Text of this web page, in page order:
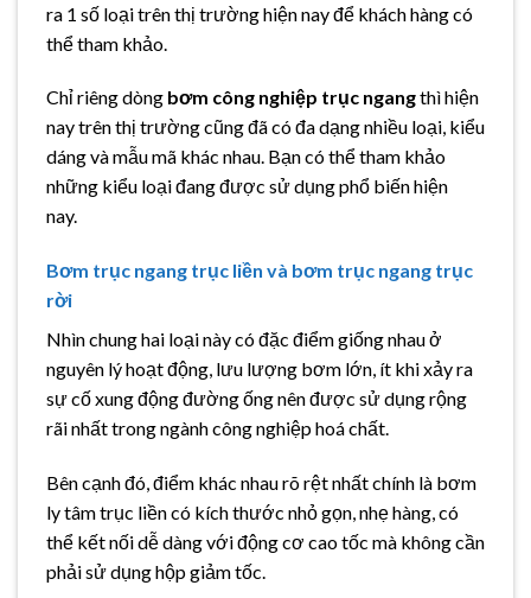
ra 1 số loại trên thị trường hiện nay để khách hàng có
thể tham khảo.
Chỉ riêng dòng bơm công nghiệp trục ngangthì hiện
nay trên thị trường cũng đã có đa dạng nhiều loại, kiểu
dáng và mẫu mã khác nhau. Bạn có thể tham khảo
những kiểu loại đang được sử dụng phổ biến hiện
nay.
Bơm trục ngang trục liền và bơm trục ngang trục
rời
Nhìn chung hai loại này có đặc điểm giống nhau ở
nguyên lý hoạt động, lưu lượng bơm lớn, ít khi xảy ra
sự cố xung động đường ống nên được sử dụng rộng
rãi nhất trong ngành công nghiệp hoá chất.
Bên cạnh đó, điểm khác nhau rõ rệt nhất chính là bơm
ly tâm trục liền có kích thước nhỏ gọn, nhẹ hàng, có
thể kết nối dễ dàng với động cơ cao tốc mà không cần
phải sử dụng hộp giảm tốc.